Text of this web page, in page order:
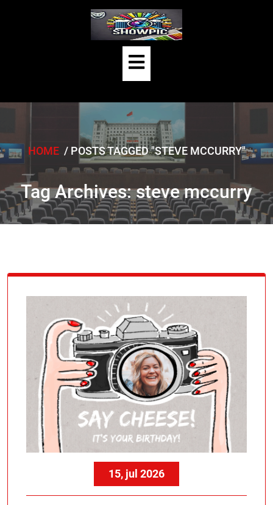
Open
Button
HOME/ POSTS TAGGED "STEVE MCCURRY"
Tag Archives: steve mccurry
15, jul 2026